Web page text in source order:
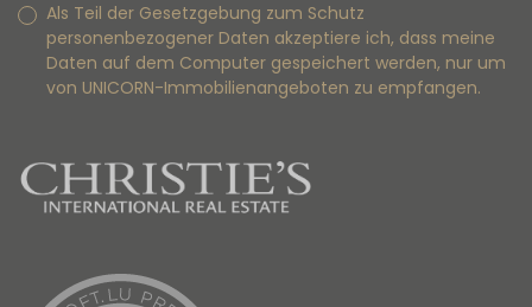
Als Teil der Gesetzgebung zum Schutz
personenbezogener Daten akzeptiere ich, dass meine
Daten auf dem Computer gespeichert werden, nur um
von UNICORN-Immobilienangeboten zu empfangen.